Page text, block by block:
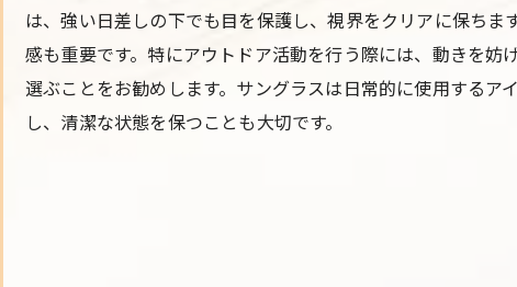
は、強い日差しの下でも目を保護し、視界をクリアに保ちま
感も重要です。特にアウトドア活動を行う際には、動きを妨
選ぶことをお勧めします。サングラスは日常的に使用するア
し、清潔な状態を保つことも大切です。